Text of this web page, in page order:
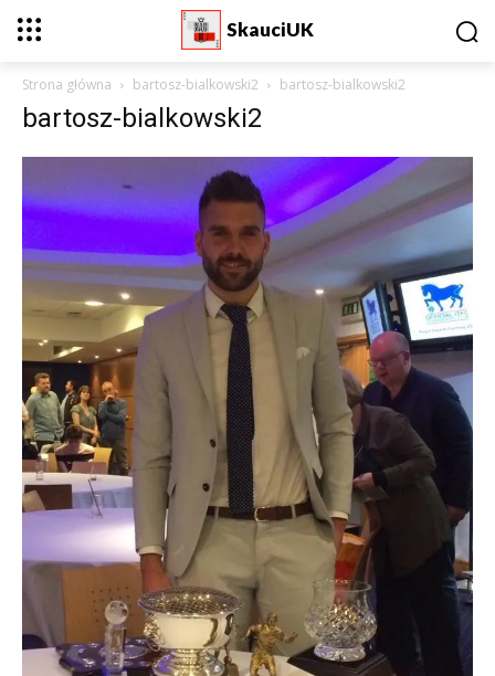
SkauciUK
Strona główna bartosz-bialkowski2 bartosz-bialkowski2
bartosz-bialkowski2